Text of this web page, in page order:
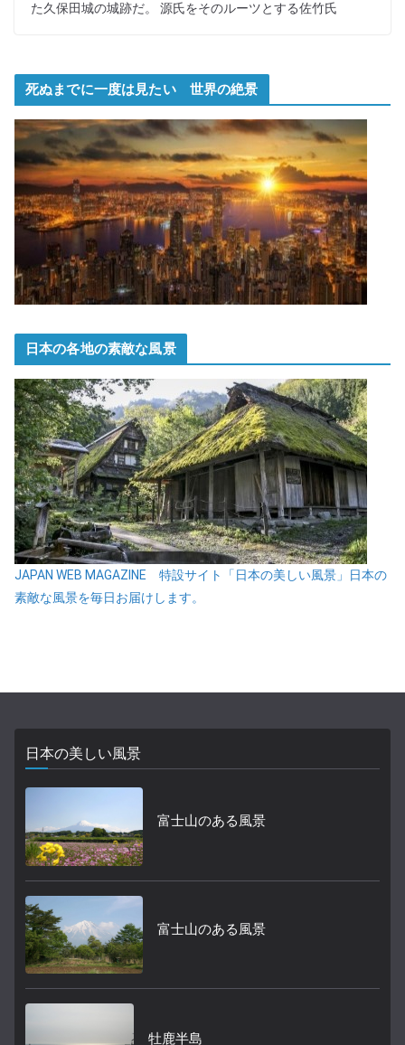
た久保田城の城跡だ。 源氏をそのルーツとする佐竹氏
死ぬまでに一度は見たい 世界の絶景
日本の各地の素敵な風景
JAPAN WEB MAGAZINE 特設サイト「日本の美しい風景」日本の
素敵な風景を毎日お届けします。
日本の美しい風景
富士山のある風景
富士山のある風景
牡鹿半島